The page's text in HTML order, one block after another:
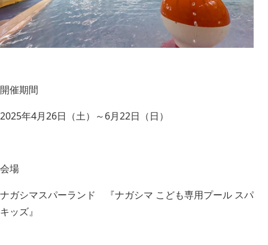
開催期間
2025年4月26日（土）～6月22日（日）
会場
ナガシマスパーランド 『ナガシマ こども専用プール スパ
キッズ』